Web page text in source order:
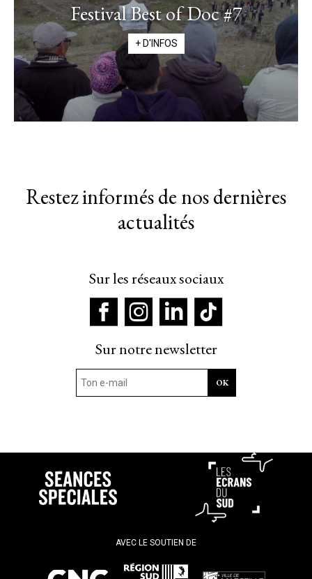
Festival Best of Doc #7
+ D'INFOS
Restez informés de nos dernières
actualités
Sur les réseaux sociaux
Sur notre newsletter
AVEC LE SOUTIEN DE